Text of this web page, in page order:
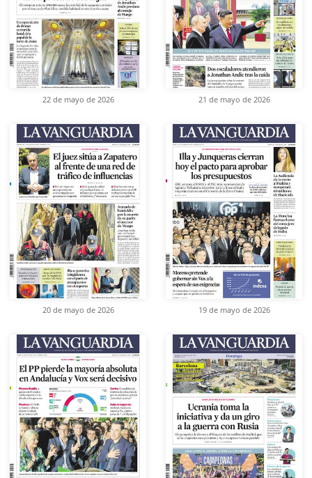
22 de mayo de 2026 21 de mayo de 2026
20 de mayo de 2026 19 de mayo de 2026